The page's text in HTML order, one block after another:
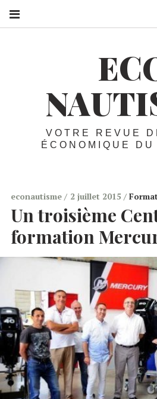
VOTRE REVUE
ÉCONOMIQUE
econautisme 2 juillet 2015
Un troisième
formation